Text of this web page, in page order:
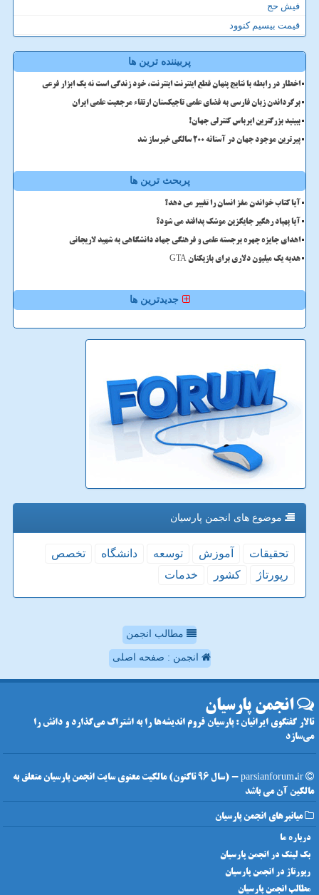
فیش حج
قیمت بیسیم کنوود
پربیننده ترین ها
اخطار در رابطه با نتایج پنهان قطع اینترنت اینترنت، خود زندگی است نه یک ابزار فرعی
برگرداندن زبان فارسی به فضای علمی تاجیکستان ارتقاء مرجعیت علمی ایران
ببینید بزرگترین ایرباس کنترلی جهان!
پیرترین موجود جهان در آستانه ۲۰۰ سالگی خبرساز شد
پربحث ترین ها
آیا کتاب خواندن مغز انسان را تغییر می دهد؟
آیا پهپاد رهگیر جایگزین موشک پدافند می شود؟
اهدای جایزه چهره برجسته علمی و فرهنگی جهاد دانشگاهی به شهید لاریجانی
هدیه یک میلیون دلاری برای بازیکنان GTA
جدیدترین ها
موضوع های انجمن پارسیان
تحقیقات آموزش توسعه دانشگاه
تخصص
رپورتاژ
كشور خدمات
مطالب انجمن
انجمن : صفحه اصلی
انجمن پارسیان
تالار گفتگوی ایرانیان : پارسیان فروم اندیشه‌ها را به اشتراک می‌گذارد و دانش را
می‌سازد
parsianforum.ir - (سال 96 تاکنون) مالکیت معنوی سایت انجمن پارسیان متعلق به
مالکین آن می باشد
میانبرهای انجمن پارسیان
درباره ما
بک لینک در انجمن پارسیان
رپورتاژ در انجمن پارسیان
مطالب انجمن پارسیان